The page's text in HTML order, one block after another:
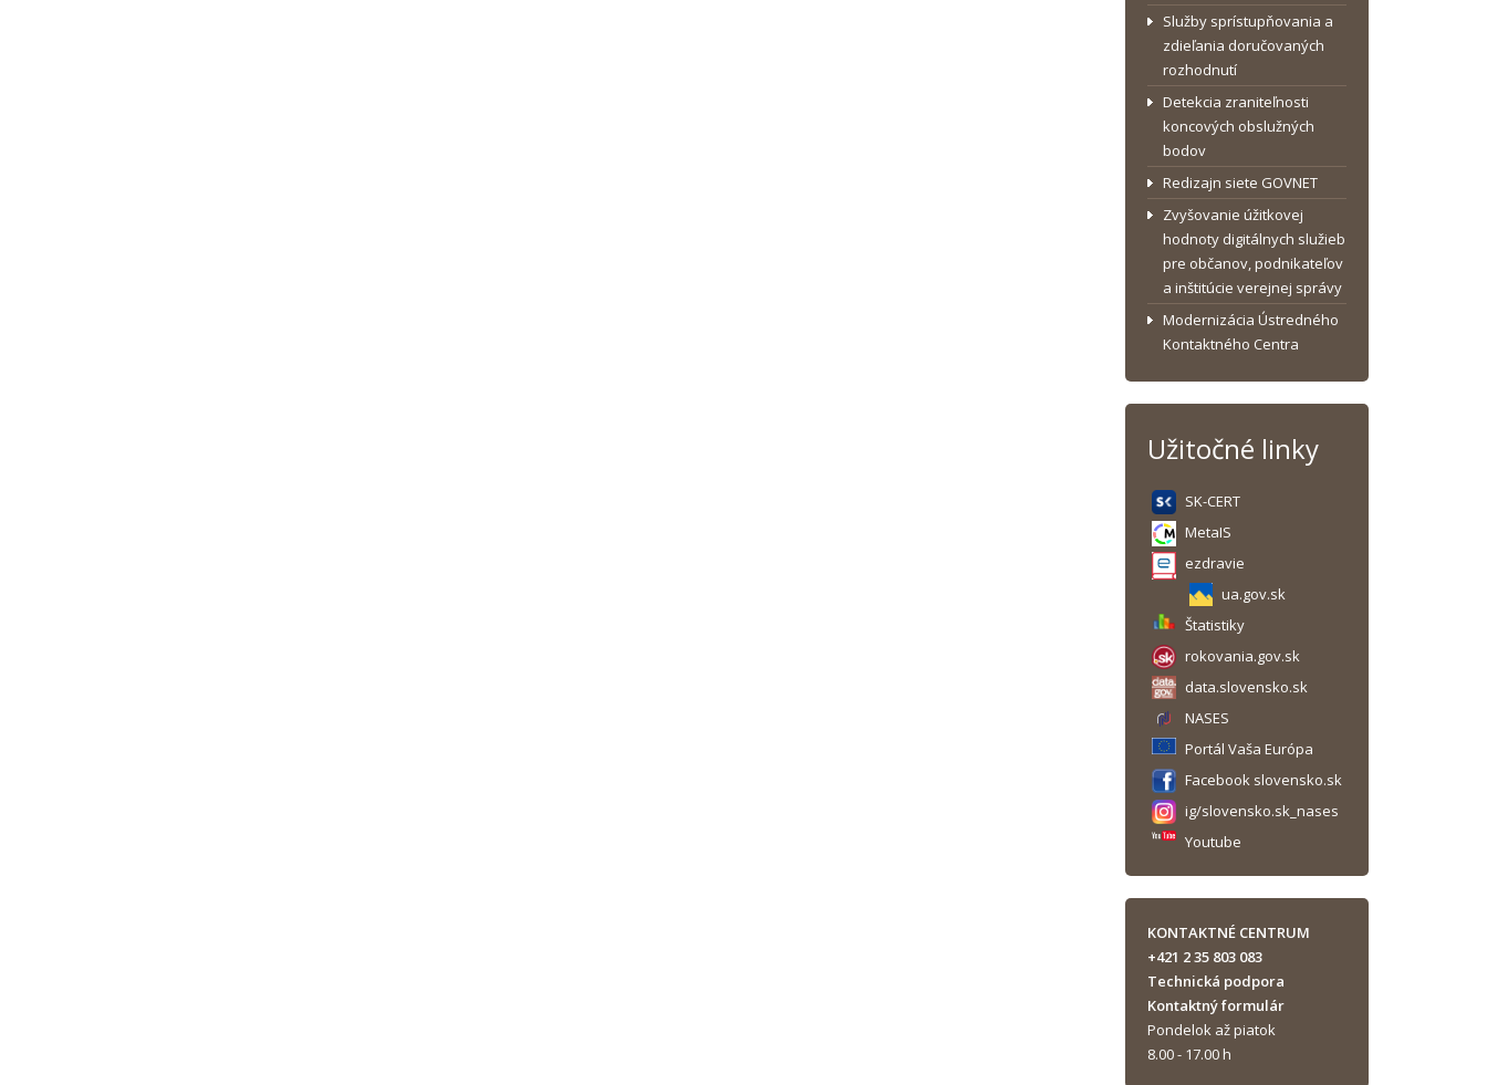
Služby sprístupňovania a
zdieľania doručovaných
rozhodnutí
Detekcia zraniteľnosti
koncových obslužných
bodov
Redizajn siete GOVNET
Zvyšovanie úžitkovej
hodnoty digitálnych služieb
pre občanov, podnikateľov
a inštitúcie verejnej správy
Modernizácia Ústredného
Kontaktného Centra
Užitočné linky
SK-CERT
MetaIS
ezdravie
ua.gov.sk
Štatistiky
rokovania.gov.sk
data.slovensko.sk
NASES
Portál Vaša Európa
Facebook slovensko.sk
ig/slovensko.sk_nases
Youtube
KONTAKTNÉ CENTRUM
+421 2 35 803 083
Technická podpora
Kontaktný formulár
Pondelok až piatok
8.00 - 17.00 h